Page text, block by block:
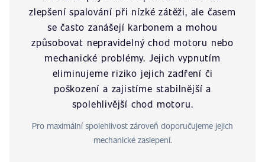
zlepšení spalování při nízké zátěži, ale časem
se často zanášejí karbonem a mohou
způsobovat nepravidelný chod motoru nebo
mechanické problémy. Jejich vypnutím
eliminujeme riziko jejich zadření či
poškození a zajistíme stabilnější a
spolehlivější chod motoru.
Pro maximální spolehlivost zároveň doporučujeme jejich
mechanické zaslepení.